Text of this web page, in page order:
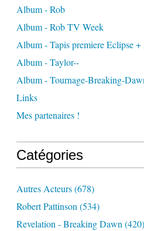
Album - Rob
Album - Rob TV Week
Album - Tapis premiere Eclipse
Album - Taylor--
Album - Tournage-Breaking-
Links
Mes partenaires !
Catégories
Autres Acteurs(678)
Robert Pattinson (534)
Revelation - Breaking Dawn (420)